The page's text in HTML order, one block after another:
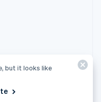
but it looks like